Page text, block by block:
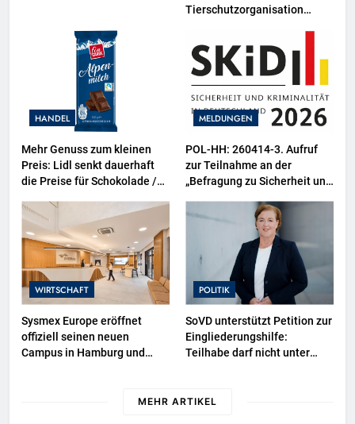
Tierschutzorganisation
Projektion in Brüssel die
Nähe der EU-Kommission zur
Tierindustrie an
HANDEL
Mehr Genuss zum kleinen
Preis: Lidl senkt dauerhaft
die Preise für Schokolade /
bis zu 13 Prozent günstiger
MELDUNGEN
POL-HH: 260414-3. Aufruf
zur Teilnahme an der
„Befragung zu Sicherheit und
(SKiD) 2026“
WIRTSCHAFT
Sysmex Europe eröffnet
offiziell seinen neuen
Campus in Hamburg und
POLITIK
SoVD unterstützt Petition zur
Eingliederungshilfe:
Teilhabe darf nicht unter
MEHR ARTIKEL